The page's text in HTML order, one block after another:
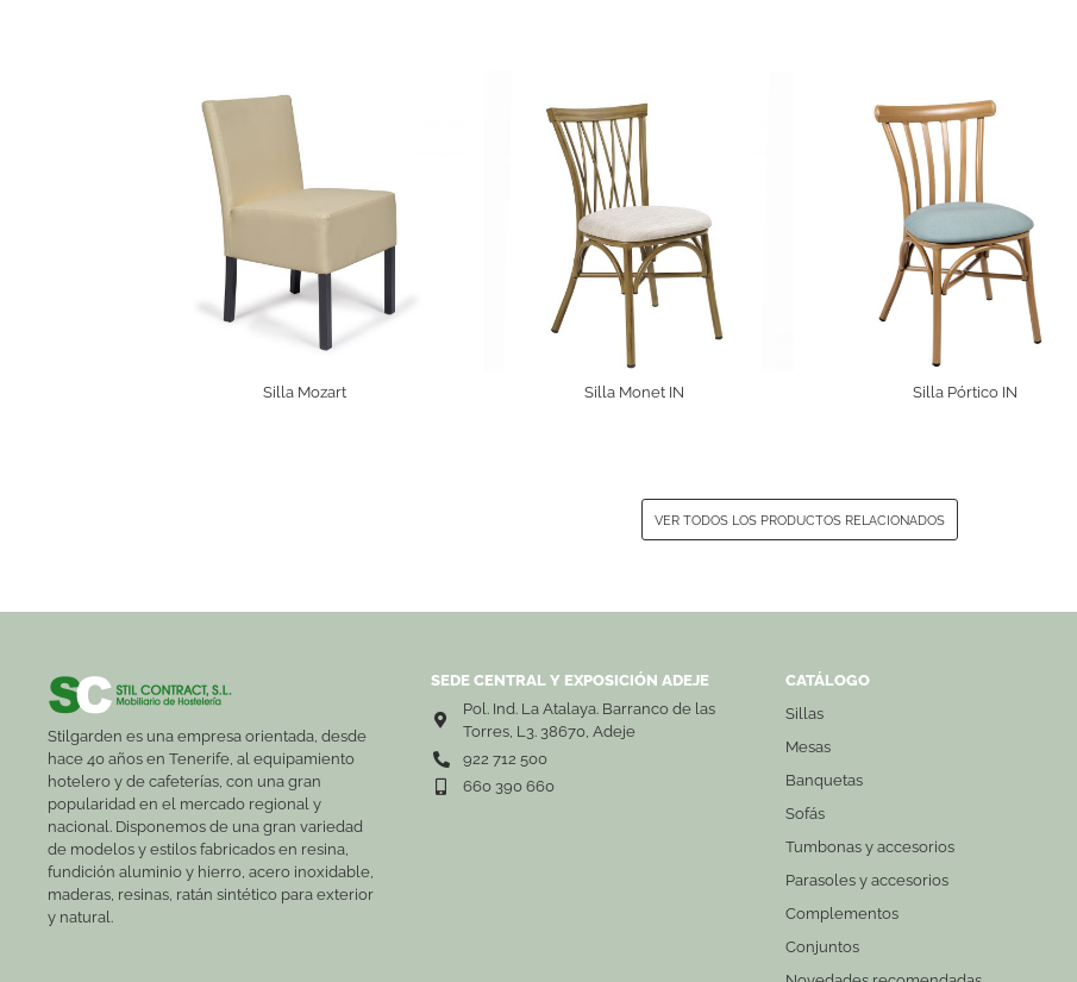
Silla Mozart Silla Monet IN Silla Pórtico IN
VER TODOS LOS PRODUCTOS RELACIONADOS
Stilgarden es una empresa orientada, desde
hace 40 años en Tenerife, al equipamiento
hotelero y de cafeterías, con una gran
popularidad en el mercado regional y
nacional. Disponemos de una gran variedad
de modelos y estilos fabricados en resina,
fundición aluminio y hierro, acero inoxidable,
maderas, resinas, ratán sintético para exterior
y natural.
SEDE CENTRAL Y EXPOSICIÓN ADEJE
Pol. Ind. La Atalaya. Barranco de las
Torres, L3. 38670, Adeje
922 712 500
660 390 660
CATÁLOGO
Sillas
Mesas
Banquetas
Sofás
Tumbonas y accesorios
Parasoles y accesorios
Complementos
Conjuntos